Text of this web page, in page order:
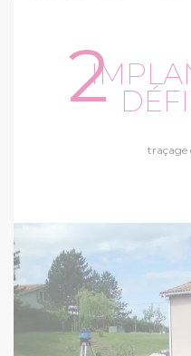
traçage
2